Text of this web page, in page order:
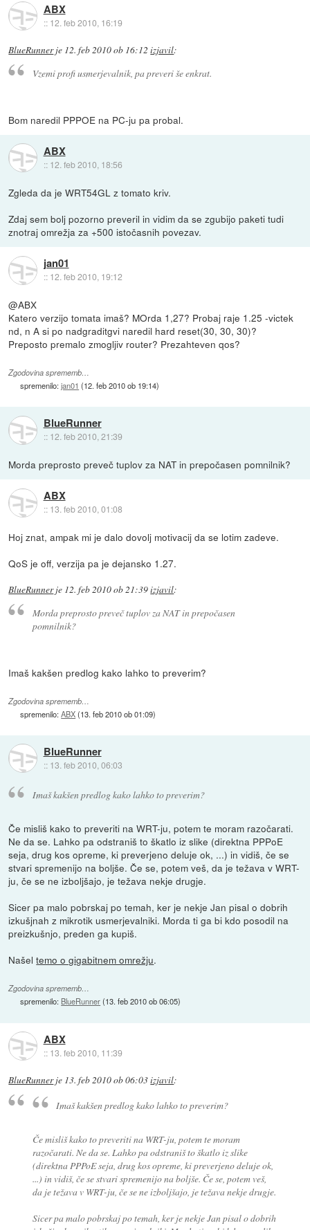
ABX
:: 12. feb 2010, 16:19
BlueRunnerje 12. feb 2010 ob 16:12 izjavil:
Vzemi profi usmerjevalnik, pa preveri še enkrat.
Bom naredil PPPOE na PC-ju pa probal.
ABX
:: 12. feb 2010, 18:56
Zgleda da je WRT54GL z tomato kriv.
Zdaj sem bolj pozorno preveril in vidim da se zgubijo paketi tudi
znotraj omrežja za +500 istočasnih povezav.
jan01
:: 12. feb 2010, 19:12
@ABX
Katero verzijo tomata imaš? MOrda 1,27? Probaj raje 1.25 -victek
nd, n A si po nadgraditgvi naredil hard reset(30, 30, 30)?
Preposto premalo zmogljiv router? Prezahteven qos?
Zgodovina sprememb…
spremenilo:jan01 (12. feb 2010 ob 19:14)
BlueRunner
:: 12. feb 2010, 21:39
Morda preprosto preveč tuplov za NAT in prepočasen pomnilnik?
ABX
:: 13. feb 2010, 01:08
Hoj znat, ampak mi je dalo dovolj motivacij da se lotim zadeve.
QoS je off, verzija pa je dejansko 1.27.
BlueRunnerje 12. feb 2010 ob 21:39izjavil:
Morda preprosto preveč tuplov za NAT in prepočasen
pomnilnik?
Imaš kakšen predlog kako lahko to preverim?
Zgodovina sprememb…
spremenilo:ABX(13. feb 2010 ob 01:09)
BlueRunner
:: 13. feb 2010, 06:03
Imaš kakšen predlog kako lahko to preverim?
Če misliš kako to preveriti na WRT-ju, potem te moram razočarati.
Ne da se. Lahko pa odstraniš to škatlo iz slike (direktna PPPoE
seja, drug kos opreme, ki preverjeno deluje ok, ...) in vidiš, če se
stvari spremenijo na boljše. Če se, potem veš, da je težava v WRT-
ju, če se ne izboljšajo, je težava nekje drugje.
Sicer pa malo pobrskaj po temah, ker je nekje Jan pisal o dobrih
izkušjnah z mikrotik usmerjevalniki. Morda ti ga bi kdo posodil na
preizkušnjo, preden ga kupiš.
Našeltemo o gigabitnem omrežju.
Zgodovina sprememb…
spremenilo: BlueRunner(13. feb 2010 ob 06:05)
ABX
:: 13. feb 2010, 11:39
BlueRunnerje 13. feb 2010 ob 06:03izjavil:
Imaš kakšen predlog kako lahko to preverim?
Če misliš kako to preveriti na WRT-ju, potem te moram
razočarati. Ne da se. Lahko pa odstraniš to škatlo iz slike
(direktna PPPoE seja, drug kos opreme, ki preverjeno deluje ok,
...) in vidiš, če se stvari spremenijo na boljše. Če se, potem veš,
da je težava v WRT-ju, če se ne izboljšajo, je težava nekje drugje.
Sicer pa malo pobrskaj po temah, ker je nekje Jan pisal o dobrih